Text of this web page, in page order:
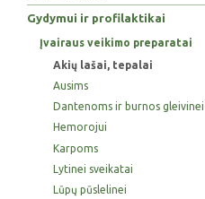
Gydymui ir profilaktikai
Įvairaus veikimo preparatai
Akių lašai, tepalai
Ausims
Dantenoms ir burnos gleivinei
Hemorojui
Karpoms
Lytinei sveikatai
Lūpų pūslelinei